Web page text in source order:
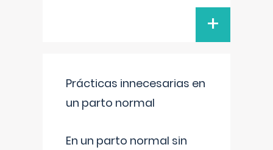
+
Prácticas innecesarias en
un parto normal
En un parto normal sin